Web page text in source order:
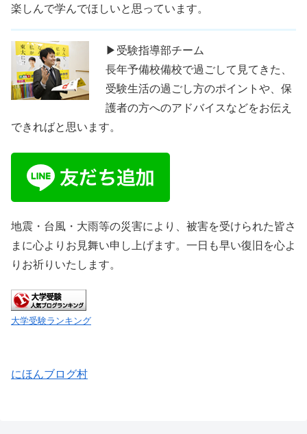
楽しんで学んでほしいと思っています。
▶受験指導部チーム
長年予備校備校で過ごして見てきた、
受験生活の過ごし方のポイントや、保
護者の方へのアドバイスなどをお伝え
できればと思います。
地震・台風・大雨等の災害により、被害を受けられた皆さ
まに心よりお見舞い申し上げます。一日も早い復旧を心よ
りお祈りいたします。
大学受験ランキング
にほんブログ村